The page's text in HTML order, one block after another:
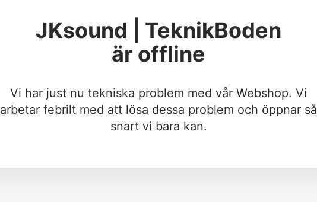
JKsound | TeknikBoden
är offline
Vi har just nu tekniska problem med vår Webshop. Vi
arbetar febrilt med att lösa dessa problem och öppnar så
snart vi bara kan.